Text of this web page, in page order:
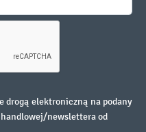
drogą elektroniczną na podany
newslettera od